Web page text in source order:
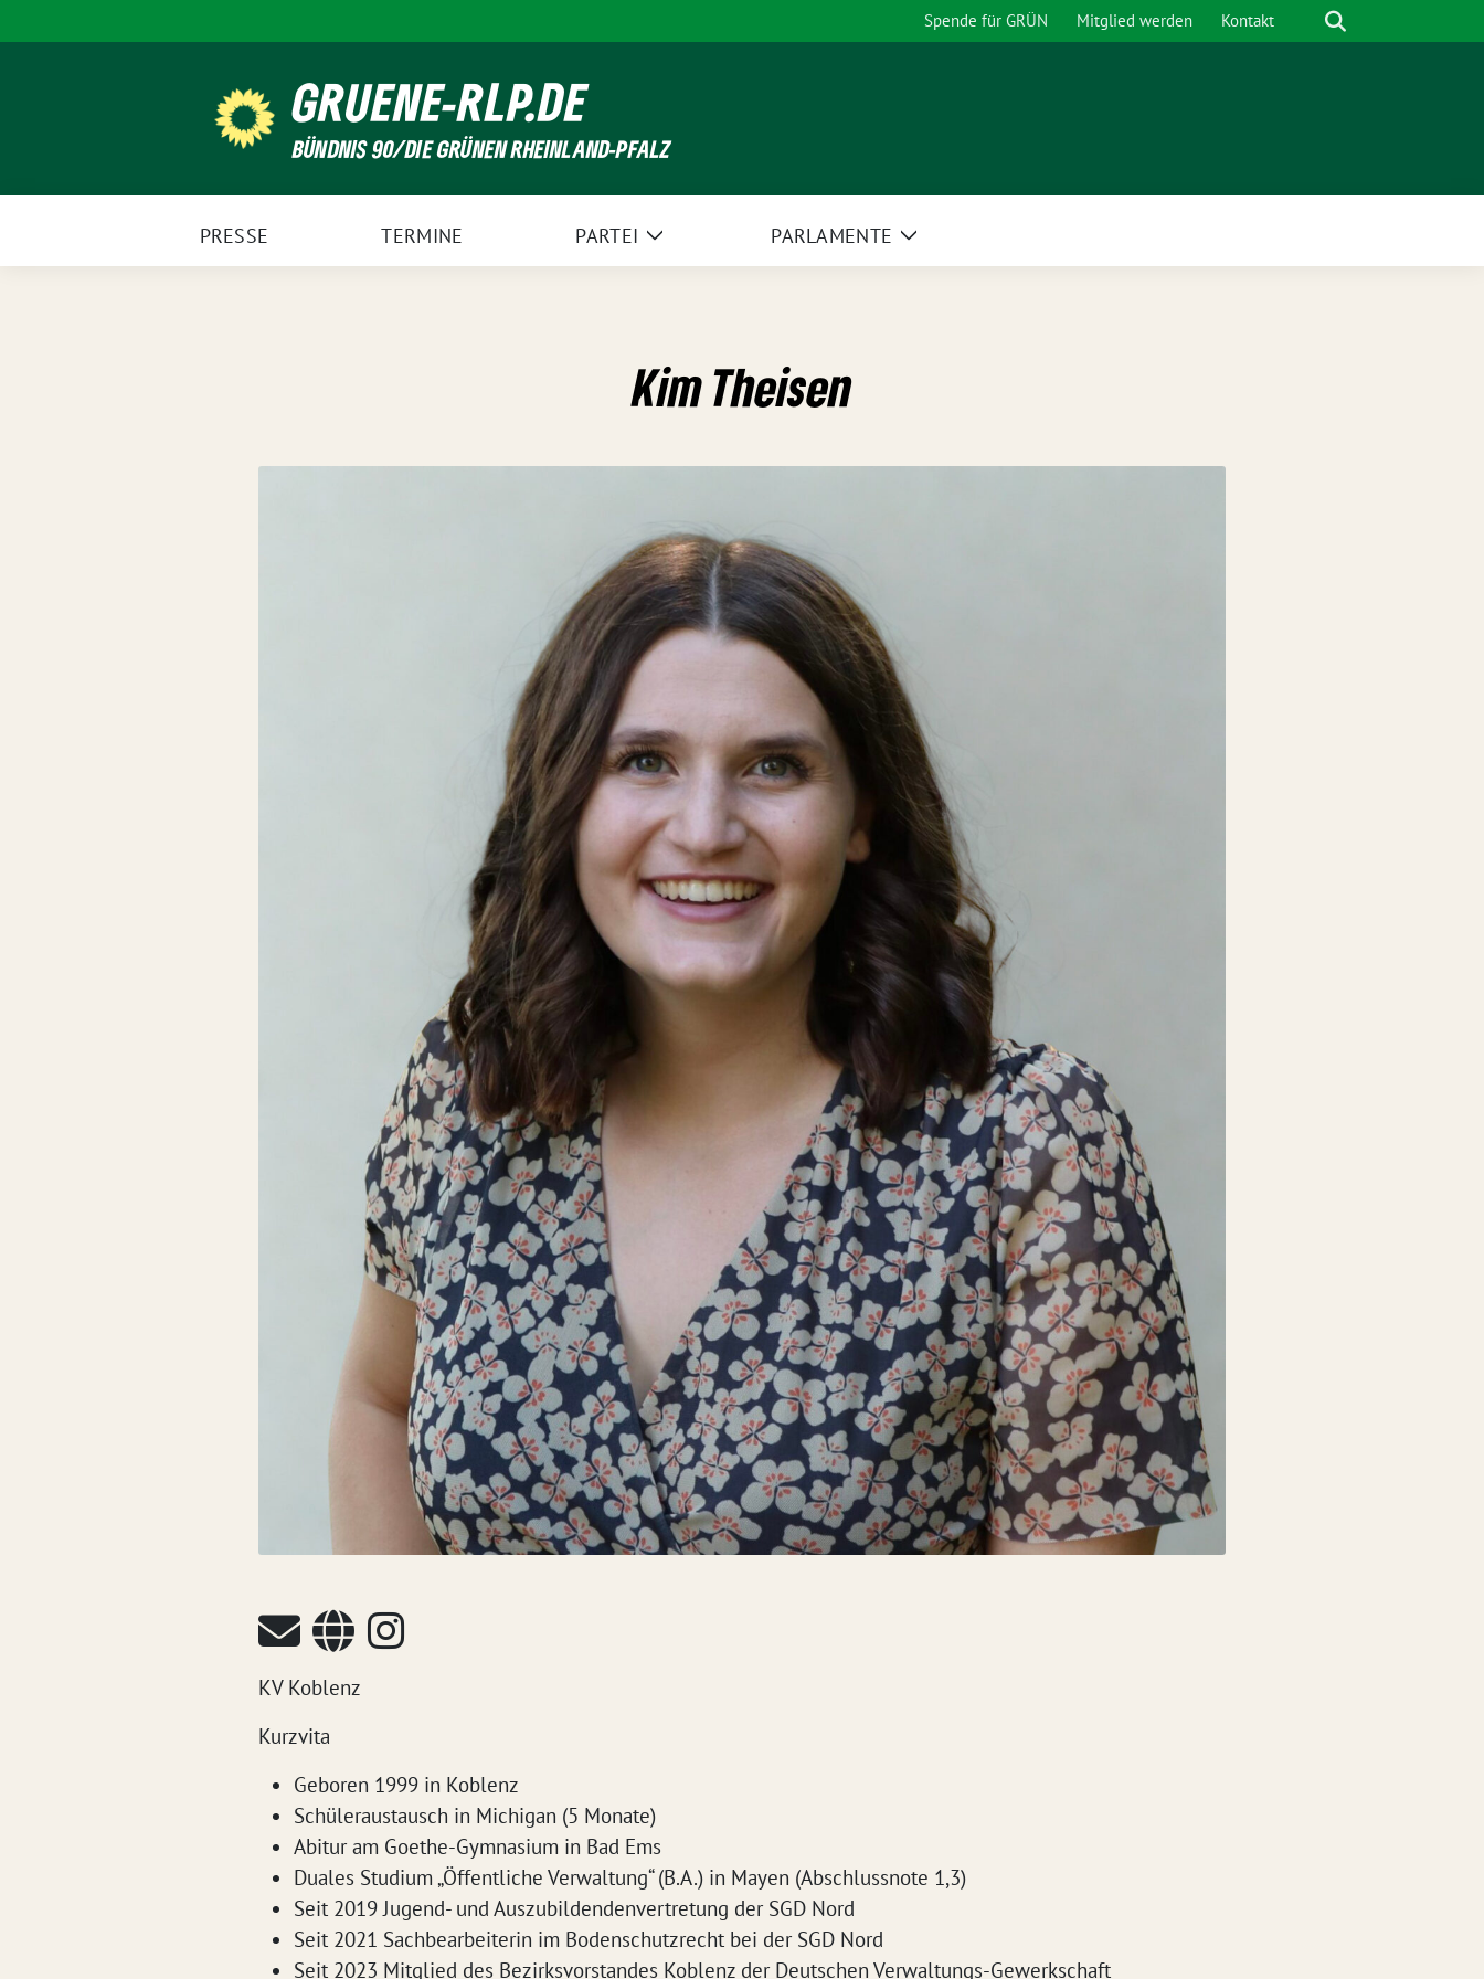
zum
Spende für GRÜN Mitglied werden Kontakt Suche
GRUENE-RLP.DE
BÜNDNIS 90/DIE GRÜNEN RHEINLAND-PFALZ
PRESSE TERMINE PARTEI
Zeige
PARLAMENTE
Zeige
Kim Theisen
KV Koblenz
Kurzvita
Geboren 1999 in Koblenz
Schüleraustausch in Michigan (5 Monate)
Abitur am Goethe-Gymnasium in Bad Ems
Duales Studium „Öffentliche Verwaltung“ (B.A.) in Mayen (Abschlussnote 1,3)
Seit 2019 Jugend- und Auszubildendenvertretung der SGD Nord
Seit 2021 Sachbearbeiterin im Bodenschutzrecht bei der SGD Nord
Seit 2023 Mitglied des Bezirksvorstandes Koblenz der Deutschen Verwaltungs-Gewerkschaft